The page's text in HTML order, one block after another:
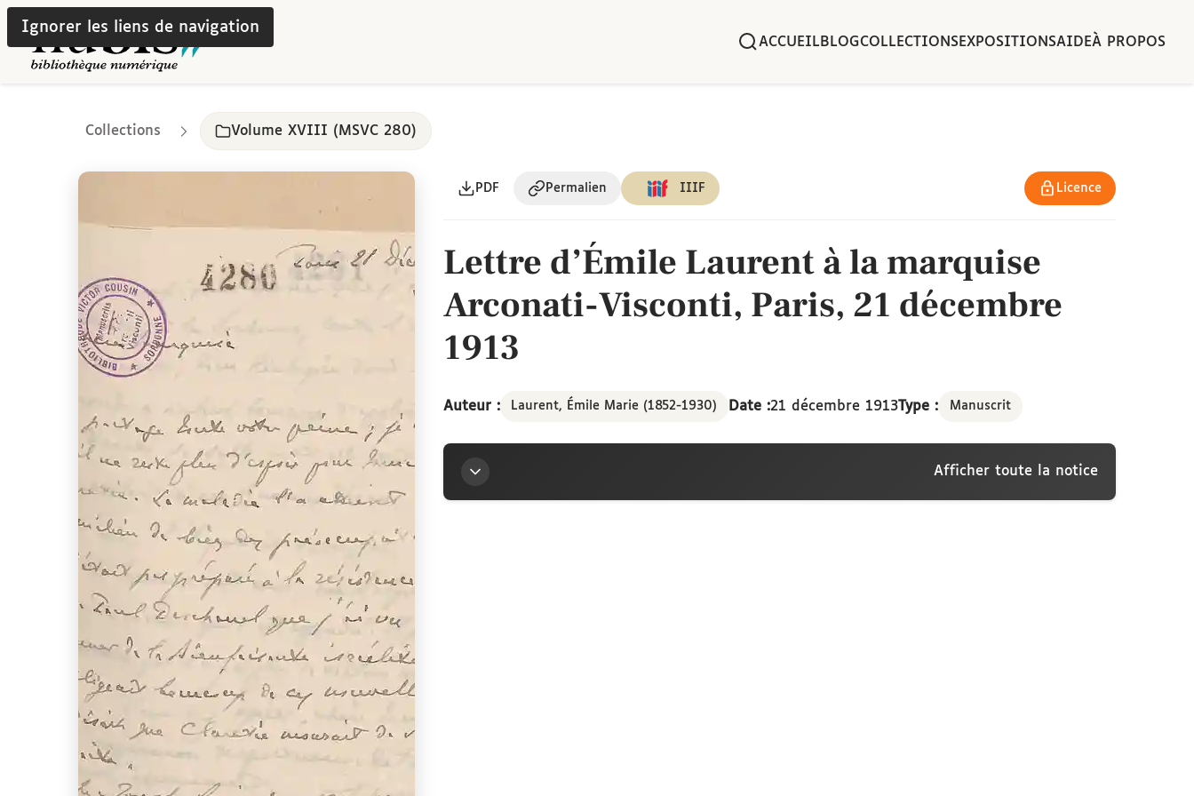
Ignorer les liens de navigation
ACCUEIL BLOGCOLLECTIONSEXPOSITIONSAIDEÀ PROPOS
Collections Volume XVIII (MSVC 280)
PDF Permalien IIIF Licence
Lettre d’Émile Laurent à la marquise
Arconati-Visconti, Paris, 21 décembre
1913
Auteur : Laurent, Émile Marie (1852-1930) Date :21 décembre 1913Type : Manuscrit
Afficher toute la notice